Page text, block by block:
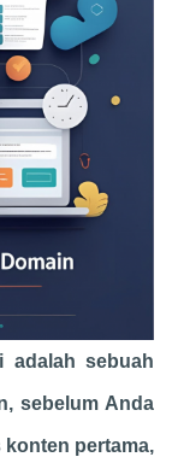
adalah sebuah
sebelum Anda
konten pertama,